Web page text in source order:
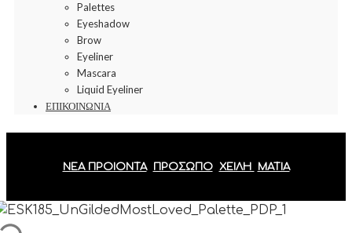
Palettes
Eyeshadow
Brow
Eyeliner
Mascara
Liquid Eyeliner
ΕΠΙΚΟΙΝΩΝΙΑ
ΝΕΑ ΠΡΟΙΟΝΤΑ ΠΡΟΣΩΠΟ ΧΕΙΛΗ ΜΑΤΙΑ